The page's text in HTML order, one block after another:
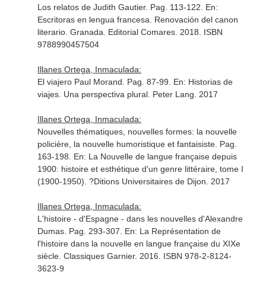
Los relatos de Judith Gautier. Pag. 113-122. En:
Escritoras en lengua francesa. Renovación del canon
literario. Granada. Editorial Comares. 2018. ISBN
9788990457504
Illanes Ortega, Inmaculada:
El viajero Paul Morand. Pag. 87-99. En: Historias de
viajes. Una perspectiva plural. Peter Lang. 2017
Illanes Ortega, Inmaculada:
Nouvelles thématiques, nouvelles formes: la nouvelle
policière, la nouvelle humoristique et fantaisiste. Pag.
163-198. En: La Nouvelle de langue française depuis
1900: histoire et esthétique d'un genre littéraire, tome I
(1900-1950) . ?Ditions Universitaires de Dijon. 2017
Illanes Ortega, Inmaculada:
L'histoire - d'Espagne - dans les nouvelles d'Alexandre
Dumas. Pag. 293-307. En: La Représentation de
l'histoire dans la nouvelle en langue française du XIXe
siècle. Classiques Garnier. 2016. ISBN 978-2-8124-
3623-9